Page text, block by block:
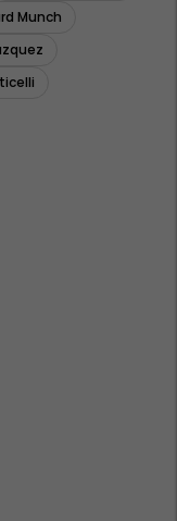
Munch